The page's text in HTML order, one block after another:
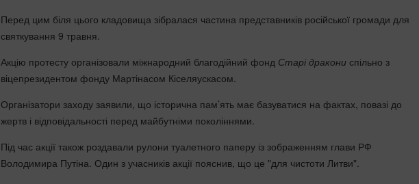
Перед цим біля цього кладовища зібралася частина представників російської громади для
святкування 9 травня.
Акцію протесту організовали міжнародний благодійний фонд Старі дракони спільно з
віцепрезидентом фонду Мартінасом Кіселяускасом.
Організатори заходу заявили, що історична пам’ять має базуватися на фактах, повазі до
жертв і відповідальності перед майбутніми поколіннями.
Під час акції також роздавали рулони туалетного паперу із зображенням глави РФ
Володимира Путіна. Один з учасників акції пояснив, що це "для чистоти Литви".